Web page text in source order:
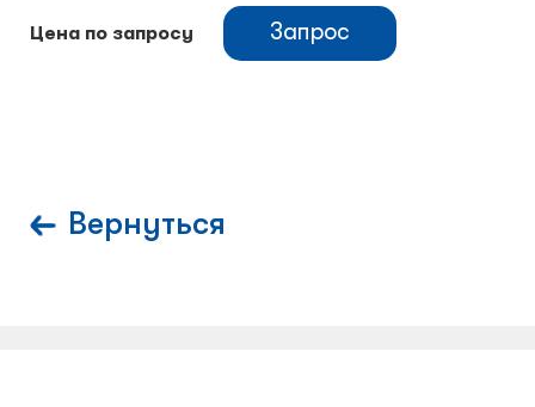
Цена по запросу Запрос
Вернуться